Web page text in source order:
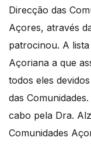
Direcção das
Açores, através
patrocinou. A
Açoriana a que
todos eles
das
cabo pela Dra.
Comunidades